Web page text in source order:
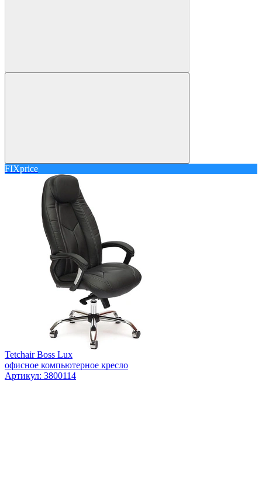
FIXprice
Tetchair Boss Lux
офисное компьютерное кресло
Артикул: 3800114